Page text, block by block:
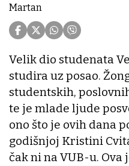
Martan
Velik dio studenata
studira uz posao.
studentskih,
te je mlade ljude
ono što je ovih dana
godišnjoj Kristini
čak ni na VUB-u. Ova